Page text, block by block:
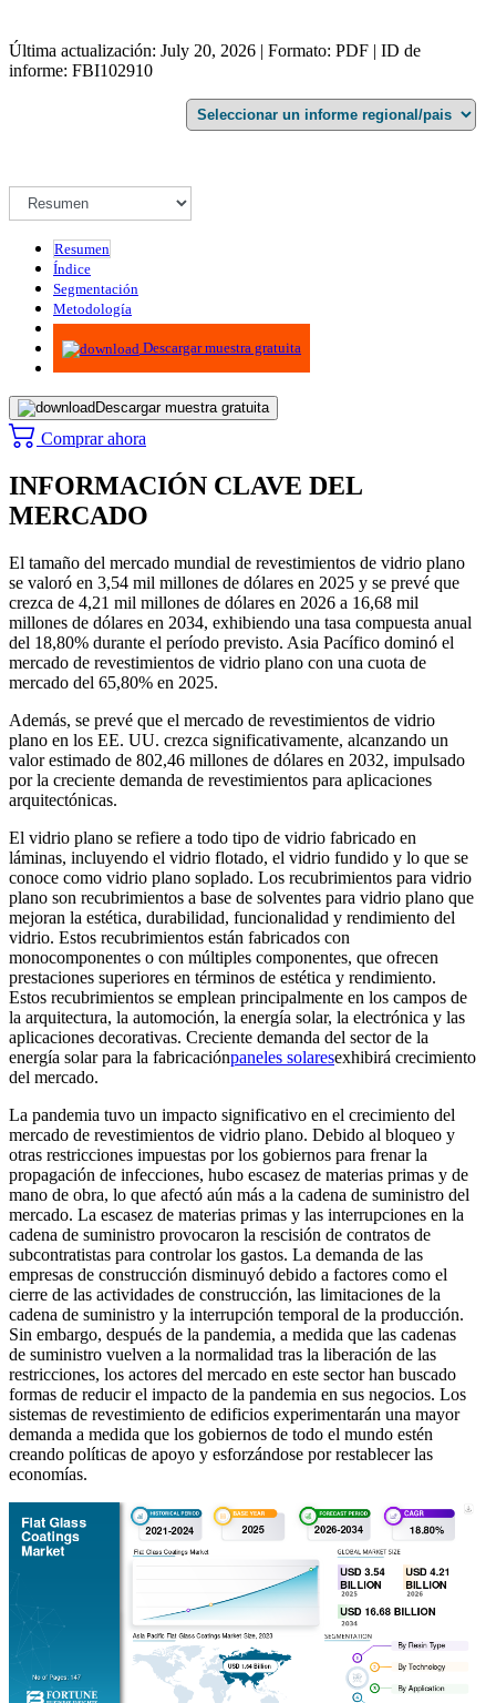
Última actualización: July 20, 2026 | Formato: PDF | ID de
informe: FBI102910
Resumen
Índice
Segmentación
Metodología
Infografías
Descargar muestra gratuita
Descargar muestra gratuita
Comprar ahora
INFORMACIÓN CLAVE DEL
MERCADO
El tamaño del mercado mundial de revestimientos de vidrio plano
se valoró en 3,54 mil millones de dólares en 2025 y se prevé que
crezca de 4,21 mil millones de dólares en 2026 a 16,68 mil
millones de dólares en 2034, exhibiendo una tasa compuesta anual
del 18,80% durante el período previsto. Asia Pacífico dominó el
mercado de revestimientos de vidrio plano con una cuota de
mercado del 65,80% en 2025.
Además, se prevé que el mercado de revestimientos de vidrio
plano en los EE. UU. crezca significativamente, alcanzando un
valor estimado de 802,46 millones de dólares en 2032, impulsado
por la creciente demanda de revestimientos para aplicaciones
arquitectónicas.
El vidrio plano se refiere a todo tipo de vidrio fabricado en
láminas, incluyendo el vidrio flotado, el vidrio fundido y lo que se
conoce como vidrio plano soplado. Los recubrimientos para vidrio
plano son recubrimientos a base de solventes para vidrio plano que
mejoran la estética, durabilidad, funcionalidad y rendimiento del
vidrio. Estos recubrimientos están fabricados con
monocomponentes o con múltiples componentes, que ofrecen
prestaciones superiores en términos de estética y rendimiento.
Estos recubrimientos se emplean principalmente en los campos de
la arquitectura, la automoción, la energía solar, la electrónica y las
aplicaciones decorativas. Creciente demanda del sector de la
energía solar para la fabricaciónpaneles solaresexhibirá crecimiento
del mercado.
La pandemia tuvo un impacto significativo en el crecimiento del
mercado de revestimientos de vidrio plano. Debido al bloqueo y
otras restricciones impuestas por los gobiernos para frenar la
propagación de infecciones, hubo escasez de materias primas y de
mano de obra, lo que afectó aún más a la cadena de suministro del
mercado. La escasez de materias primas y las interrupciones en la
cadena de suministro provocaron la rescisión de contratos de
subcontratistas para controlar los gastos. La demanda de las
empresas de construcción disminuyó debido a factores como el
cierre de las actividades de construcción, las limitaciones de la
cadena de suministro y la interrupción temporal de la producción.
Sin embargo, después de la pandemia, a medida que las cadenas
de suministro vuelven a la normalidad tras la liberación de las
restricciones, los actores del mercado en este sector han buscado
formas de reducir el impacto de la pandemia en sus negocios. Los
sistemas de revestimiento de edificios experimentarán una mayor
demanda a medida que los gobiernos de todo el mundo estén
creando políticas de apoyo y esforzándose por restablecer las
economías.